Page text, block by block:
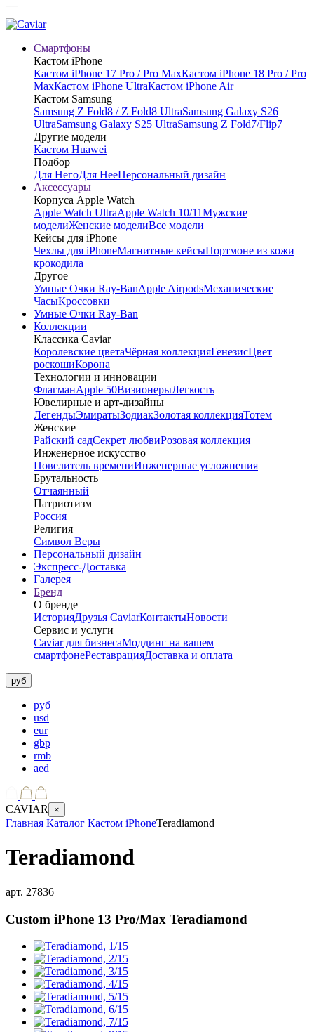
Смартфоны
Кастом iPhone
Кастом iPhone 17 Pro / Pro MaxКастом iPhone 18 Pro / Pro
MaxКастом iPhone UltraКастом iPhone Air
Кастом Samsung
Samsung Z Fold8 / Z Fold8 UltraSamsung Galaxy S26
UltraSamsung Galaxy S25 UltraSamsung Z Fold7/Flip7
Другие модели
Кастом Huawei
Подбор
Для НегоДля НееПерсональный дизайн
Аксессуары
Корпуса Apple Watch
Apple Watch UltraApple Watch 10/11Мужские
моделиЖенские моделиВсе модели
Кейсы для iPhone
Чехлы для iPhoneМагнитные кейсыПортмоне из кожи
крокодила
Другое
Умные Очки Ray-BanApple AirpodsМеханические
ЧасыКроссовки
Умные Очки Ray-Ban
Коллекции
Классика Caviar
Королевские цветаЧёрная коллекцияГенезисЦвет
роскошиКорона
Технологии и инновации
ФлагманApple 50ВизионерыЛегкость
Ювелирные и арт-дизайны
ЛегендыЭмиратыЗодиакЗолотая коллекцияТотем
Женские
Райский садСекрет любвиРозовая коллекция
Инженерное искусство
Повелитель времениИнженерные усложнения
Брутальность
Отчаянный
Патриотизм
Россия
Религия
Символ Веры
Персональный дизайн
Экспресс-Доставка
Галерея
Бренд
О бренде
ИсторияДрузья CaviarКонтактыНовости
Сервис и услуги
Caviar для бизнесаМоддинг на вашем
смартфонеРеставрацияДоставка и оплата
руб
руб
usd
eur
gbp
rmb
aed
CAVIAR ×
Главная Каталог Кастом iPhoneTeradiamond
Teradiamond
арт. 27836
Custom iPhone 13 Pro/Max Teradiamond